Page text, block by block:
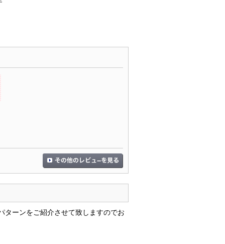
ターンをご紹介させて致しますのでお